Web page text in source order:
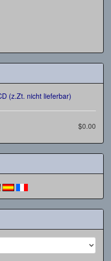
(z.Zt. nicht lieferbar)
$0.00